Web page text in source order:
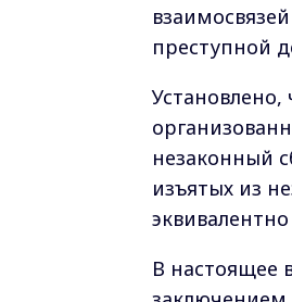
преступной
незаконный
изъятых из
В настоящее